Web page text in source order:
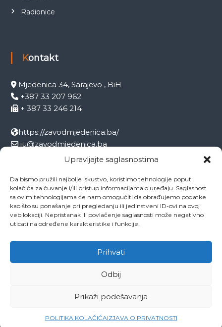
Upravljajte saglasnostima
Da bismo pružili najbolje iskustvo, koristimo tehnologije poput
kolačića za čuvanje i/ili pristup informacijama o uređaju. Saglasnost
sa ovim tehnologijama će nam omogućiti da obrađujemo podatke
kao što su ponašanje pri pregledanju ili jedinstveni ID-ovi na ovoj
veb lokaciji. Nepristanak ili povlačenje saglasnosti može negativno
uticati na određene karakteristike i funkcije.
Prihvati
Odbij
Prikaži podešavanja
POLITIKA KOLAČIĆAIZJAVA O PRIVATNOSTI
Radionice
Kontakt
Mjedenica 34, Sarajevo , BiH
+387 33 207 962
+ 387 33 246 214
https://zavodmjedenica.ba/
ju@zavodmjedenica.ba
info@zamjed.edu.ba
Direktor:
+ 387 33 207 963
Sekretar:
+ 387 33 215 668
Pedagog:
+ 387 33 246 212
Psiholog:
+ 387 33 246 208
Ovo je naša Mjedenica Dokumenti